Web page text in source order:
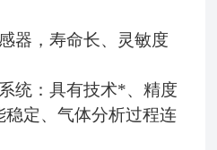
器，寿命长、灵敏度
统：具有技术*、精度
稳定、气体分析过程连